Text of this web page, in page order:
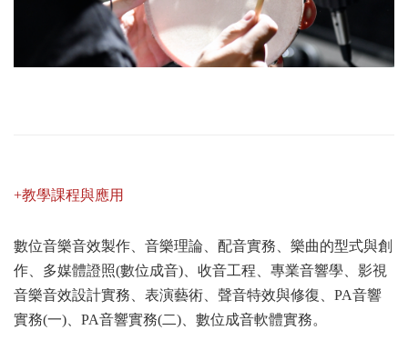
+教學課程與應用
數位音樂音效製作、音樂理論、配音實務、樂曲的型式與創
作、多媒體證照(數位成音)、收音工程、專業音響學、影視
音樂音效設計實務、表演藝術、聲音特效與修復、PA音響
實務(一)、PA音響實務(二)、數位成音軟體實務。